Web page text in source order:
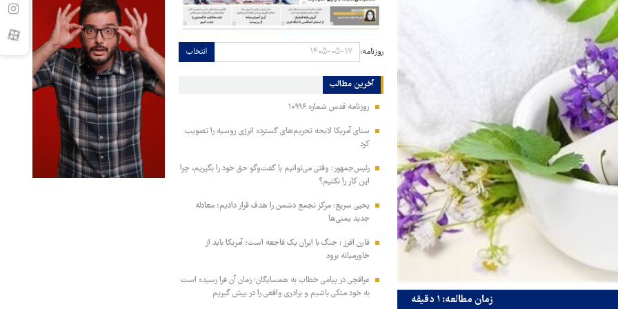
زمان مطالعه: ۱ دقیقه
روزنامه: انتخاب
آخرین مطالب
روزنامه قدس شماره ۱۰۹۹۶
سنای آمریکا لایحه تحریم‌های گسترده انرژی روسیه را تصویب
کرد
رئیس‌جمهور: وقتی می‌توانیم با گفت‌وگو حق خود را بگیریم، چرا
این کار را نکنیم؟
یحیی سریع: مرکز تجمع دشمن را هدف قرار دادیم؛ معادله
جدید یمنی‌ها
فارن افرز : جنگ با ایران یک فاجعه است؛ آمریکا باید از
خاورمیانه برود
عراقچی در پیامی خطاب به همسایگان: زمان آن فرا رسیده است
به خود متکی باشیم و برادری واقعی را در پیش گیریم